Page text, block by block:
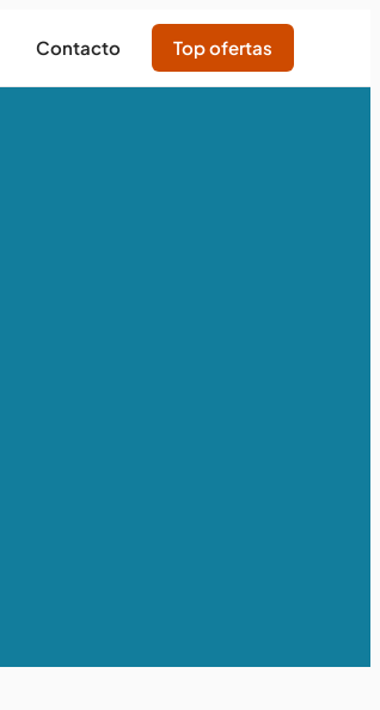
Contacto Top ofertas